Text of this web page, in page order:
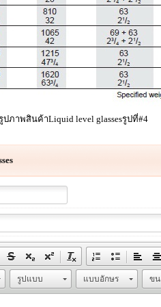
ปภาพสินค้าLiquid level glassesรูปที่#4
รูปแบบ แบบอักษร